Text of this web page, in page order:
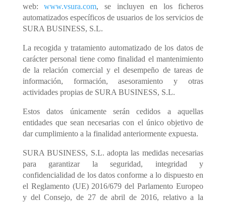
web:www.vsura.com, se incluyen en los ficheros
automatizados específicos de usuarios de los servicios de
SURA BUSINESS, S.L.
La recogida y tratamiento automatizado de los datos de
carácter personal tiene como finalidad el mantenimiento
de la relación comercial y el desempeño de tareas de
información, formación, asesoramiento y otras
actividades propias de SURA BUSINESS, S.L.
Estos datos únicamente serán cedidos a aquellas
entidades que sean necesarias con el único objetivo de
dar cumplimiento a la finalidad anteriormente expuesta.
SURA BUSINESS, S.L. adopta las medidas necesarias
para garantizar la seguridad, integridad y
confidencialidad de los datos conforme a lo dispuesto en
el Reglamento (UE) 2016/679 del Parlamento Europeo
y del Consejo, de 27 de abril de 2016, relativo a la